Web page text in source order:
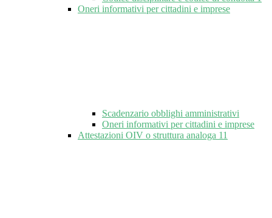
Oneri informativi per cittadini e imprese
Scadenzario obblighi amministrativi
Oneri informativi per cittadini e imprese
Attestazioni OIV o struttura analoga 11